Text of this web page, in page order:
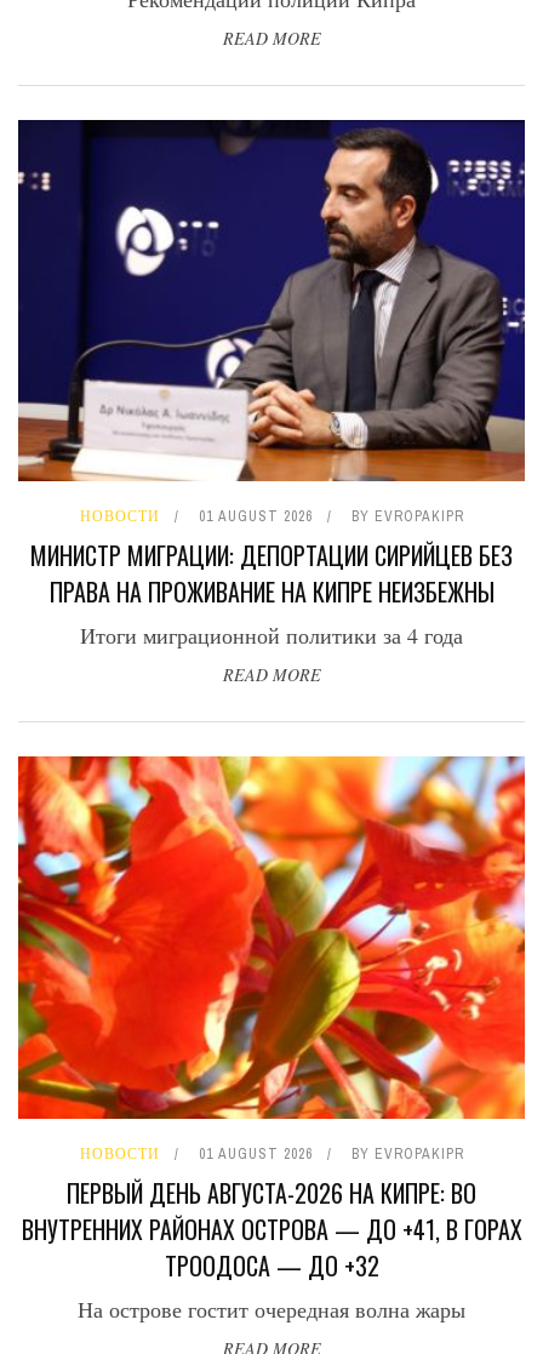
READ MORE
НОВОСТИ 01 AUGUST 2026 BY EVROPAKIPR
МИНИСТР МИГРАЦИИ: ДЕПОРТАЦИИ СИРИЙЦЕВ БЕЗ
ПРАВА НА ПРОЖИВАНИЕ НА КИПРЕ НЕИЗБЕЖНЫ
Итоги миграционной политики за 4 года
READ MORE
НОВОСТИ 01 AUGUST 2026 BY EVROPAKIPR
ПЕРВЫЙ ДЕНЬ АВГУСТА-2026 НА КИПРЕ: ВО
ВНУТРЕННИХ РАЙОНАХ ОСТРОВА — ДО +41, В ГОРАХ
ТРООДОСА — ДО +32
На острове гостит очередная волна жары
READ MORE